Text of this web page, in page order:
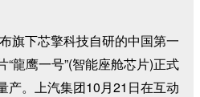
旗下芯擎科技自研的中国第一
龍鹰一号”(智能座舱芯片)正式
产。上汽集团10月21日在互动